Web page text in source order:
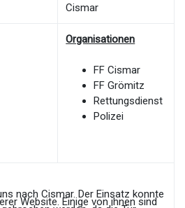
Cismar
Organisationen
FF Cismar
FF Grömitz
Rettungsdienst
Polizei
nach Cismar. Der Einsatz konnte
Website. Einige von ihnen sind